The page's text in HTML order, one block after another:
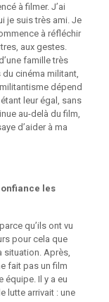
à filmer. J’ai
je suis très ami. Je
à réfléchir
aux gestes.
famille très
cinéma militant,
dépend
leur égal, sans
au-delà du film,
d’aider à ma
les
qu’ils ont vu
pour cela que
situation. Après,
fait pas un film
équipe. Il y a eu
lutte arrivait : une